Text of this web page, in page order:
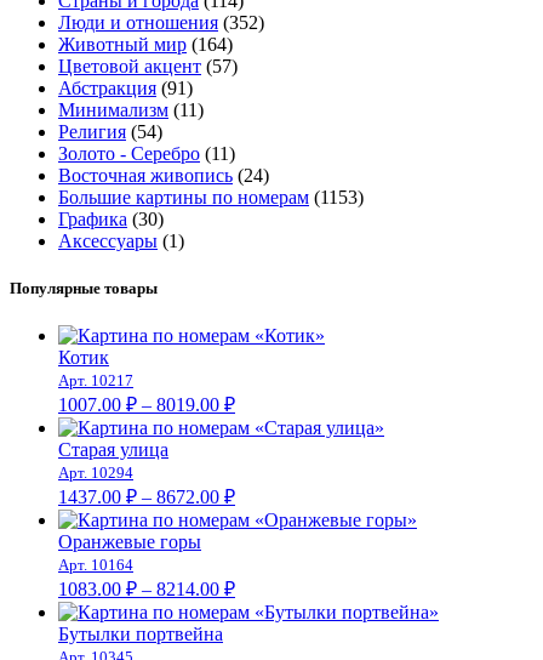
Люди и отношения (352)
Животный мир (164)
Цветовой акцент (57)
Абстракция (91)
Минимализм (11)
Религия (54)
Золото - Серебро (11)
Восточная живопись (24)
Большие картины по номерам (1153)
Графика (30)
Аксессуары (1)
Популярные товары
Котик
Арт. 10217
1007.00 ₽ – 8019.00 ₽Диапазон
цен:
8019.00 ₽
Старая улица
Арт. 10294
1437.00 ₽ – 8672.00 ₽Диапазон
цен:
8672.00 ₽
Оранжевые горы
Арт. 10164
1083.00 ₽ – 8214.00 ₽Диапазон
цен:
Бутылки портвейна